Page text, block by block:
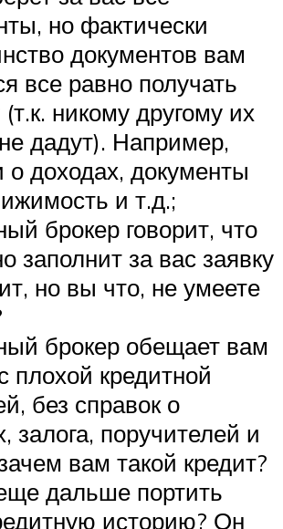
но фактически
документов вам
все равно получать
никому другому их
дадут). Например,
о доходах, документы
и т.д.;
брокер говорит, что
заполнит за вас заявку
но вы что, не умеете
брокер обещает вам
плохой кредитной
без справок о
залога, поручителей и
вам такой кредит?
дальше портить
историю? Он